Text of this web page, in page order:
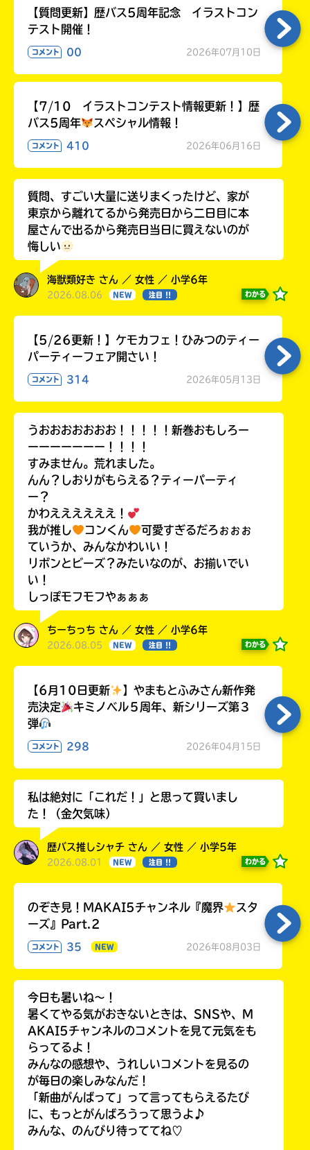
【質問更新】歴バス5周年記念 イラストコン
テスト開催！
コメント 00 2026年07月10日
【7/10 イラストコンテスト情報更新！】歴
バス5周年
スペシャル情報！
コメント 410 2026年06月16日
質問、すごい大量に送りまくったけど、家が
東京から離れてるから発売日から二日目に本
屋さんで出るから発売日当日に買えないのが
悔しい
海獣類好き さん ／ 女性 ／ 小学6年
2026.08.06 NEW 注目 !! わかる
【5/26更新！】ケモカフェ！ひみつのティー
パーティーフェア開さい！
コメント 314 2026年05月13日
うおおおおおおお！！！！！新巻おもしろー
ーーーーーーー！！！！
すみません。荒れました。
んん？しおりがもらえる？ティーパーティ
ー？
かわええええええ！
我が推し
コンくん
可愛すぎるだろぉぉぉ
ていうか、みんなかわいい！
リボンとビーズ？みたいなのが、お揃いでい
い！
しっぽモフモフやぁぁぁ
ちーちっち さん ／ 女性 ／ 小学6年
2026.08.05 NEW 注目 !! わかる
【6月10日更新
】やまもとふみさん新作発
売決定
キミノベル５周年、新シリーズ第３
弾
コメント 298 2026年04月15日
私は絶対に「これだ！」と思って買いまし
た！（金欠気味）
歴バス推しシャチ さん ／ 女性 ／ 小学5年
2026.08.01 NEW 注目 !! わかる
のぞき見！MAKAI5チャンネル『魔界
スタ
ーズ』Part.2
コメント 35 NEW 2026年08月03日
今日も暑いね〜！
暑くてやる気がおきないときは、SNSや、M
AKAI5チャンネルのコメントを見て元気をも
らってるよ！
みんなの感想や、うれしいコメントを見るの
が毎日の楽しみなんだ！
「新曲がんばって」って言ってもらえるたび
に、もっとがんばろうって思うよ♪
みんな、のんびり待っててね♡